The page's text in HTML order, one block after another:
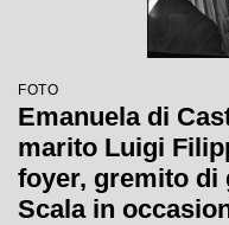
FOTO
Emanuela di
marito Luigi
foyer, gremito di
Scala in